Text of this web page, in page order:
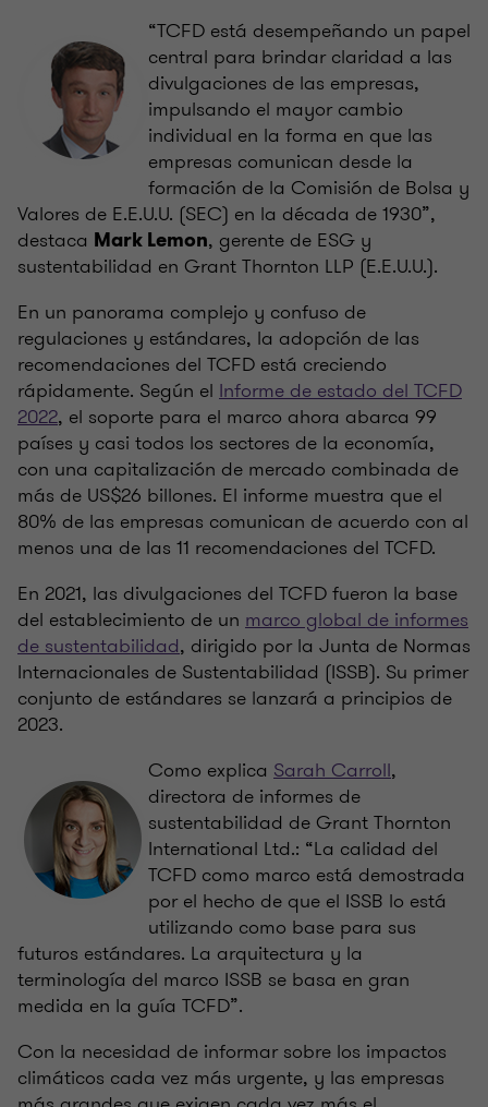
“TCFD está desempeñando un papel
central para brindar claridad a las
divulgaciones de las empresas,
impulsando el mayor cambio
individual en la forma en que las
empresas comunican desde la
formación de la Comisión de Bolsa y
Valores de E.E.U.U. (SEC) en la década de 1930”,
destaca Mark Lemon, gerente de ESG y
sustentabilidad en Grant Thornton LLP (E.E.U.U.).
En un panorama complejo y confuso de
regulaciones y estándares, la adopción de las
recomendaciones del TCFD está creciendo
rápidamente. Según el Informe de estado del TCFD
2022, el soporte para el marco ahora abarca 99
países y casi todos los sectores de la economía,
con una capitalización de mercado combinada de
más de US$26 billones. El informe muestra que el
80% de las empresas comunican de acuerdo con al
menos una de las 11 recomendaciones del TCFD.
En 2021, las divulgaciones del TCFD fueron la base
del establecimiento de un marco global de informes
de sustentabilidad, dirigido por la Junta de Normas
Internacionales de Sustentabilidad (ISSB). Su primer
conjunto de estándares se lanzará a principios de
2023.
Como explica Sarah Carroll,
directora de informes de
sustentabilidad de Grant Thornton
International Ltd.: “La calidad del
TCFD como marco está demostrada
por el hecho de que el ISSB lo está
utilizando como base para sus
futuros estándares. La arquitectura y la
terminología del marco ISSB se basa en gran
medida en la guía TCFD”.
Con la necesidad de informar sobre los impactos
climáticos cada vez más urgente, y las empresas